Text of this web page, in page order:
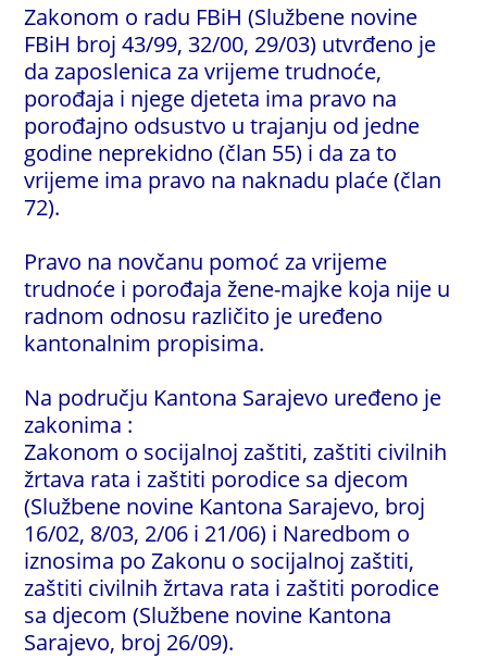
Zakonom o radu FBiH (Službene novine
FBiH broj 43/99, 32/00, 29/03) utvrđeno je
da zaposlenica za vrijeme trudnoće,
porođaja i njege djeteta ima pravo na
porođajno odsustvo u trajanju od jedne
godine neprekidno (član 55) i da za to
vrijeme ima pravo na naknadu plaće (član
72).
Pravo na novčanu pomoć za vrijeme
trudnoće i porođaja žene-majke koja nije u
radnom odnosu različito je uređeno
kantonalnim propisima.
Na području Kantona Sarajevo uređeno je
zakonima :
Zakonom o socijalnoj zaštiti, zaštiti civilnih
žrtava rata i zaštiti porodice sa djecom
(Službene novine Kantona Sarajevo, broj
16/02, 8/03, 2/06 i 21/06) i Naredbom o
iznosima po Zakonu o socijalnoj zaštiti,
zaštiti civilnih žrtava rata i zaštiti porodice
sa djecom (Službene novine Kantona
Sarajevo, broj 26/09).